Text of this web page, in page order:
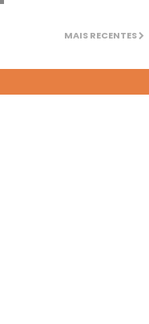
MAIS RECENTES